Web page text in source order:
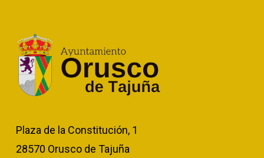
Plaza de la Constitución, 1
28570 Orusco de Tajuña